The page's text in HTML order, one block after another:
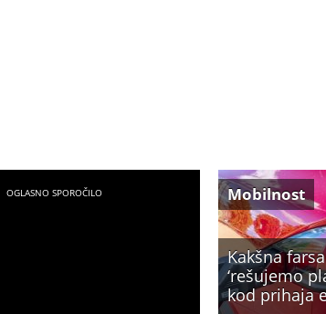
Kakšna
‘rešujemo
kod prihaja
Mobilnost